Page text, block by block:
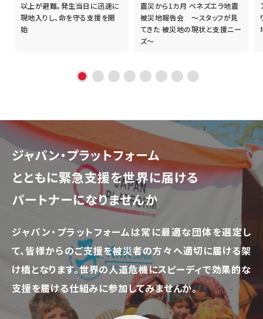
以上が避難。発生当日に迅速に
現地入りし、命を守る支援を開
始
震災から1カ月 ベネズエラ地震
被災地報告会 ～スタッフが見
てきた 被災地の現状と支援ニー
ズ～
ジャパン・プラットフォーム
とともに緊急支援を世界に届ける
パートナーになりませんか
ジャパン・プラットフォームは常に最適な団体を選定し
て、皆様からのご支援を被災者の方々へ適切に届ける架
け橋となります。世界の人道危機にスピーディで効果的な
支援を届ける仕組みに参加してみませんか。